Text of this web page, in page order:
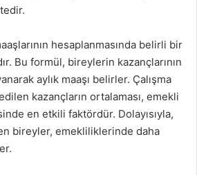
hesaplanmasında belirli bir
Bu formül, bireylerin kazançlarının
aylık maaşı belirler. Çalışma
kazançların ortalaması, emekli
en etkili faktördür. Dolayısıyla,
bireyler, emekliliklerinde daha